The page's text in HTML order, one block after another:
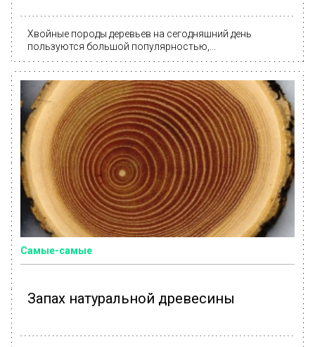
Хвойные породы деревьев на сегодняшний день
пользуются большой популярностью,...
Самые-самые
Запах натуральной древесины